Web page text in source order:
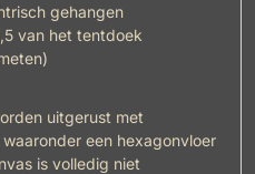
gehangen
van het tentdoek
uitgerust met
een hexagonvloer
is volledig niet